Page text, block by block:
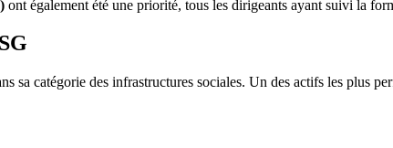
ont également été une priorité, tous les dirigeants ayant suivi la
sa catégorie des infrastructures sociales. Un des actifs les plus